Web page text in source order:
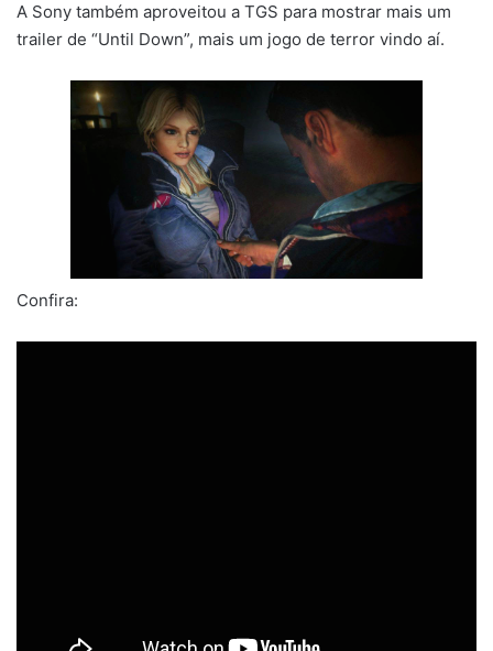
A Sony também aproveitou a TGS para mostrar mais um
trailer de “Until Down”, mais um jogo de terror vindo aí.
Confira: